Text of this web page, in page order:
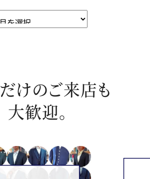
だけのご来店も
大歓迎。